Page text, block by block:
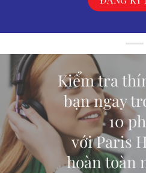
Kiểm tra
bạn ngay
10
với Paris
hoàn toàn